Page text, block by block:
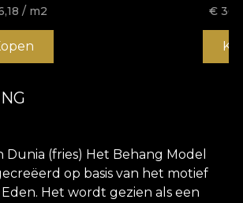
/ m2 €
Dunia (fries) Het Behang Model
op basis van het motief
Het wordt gezien als een